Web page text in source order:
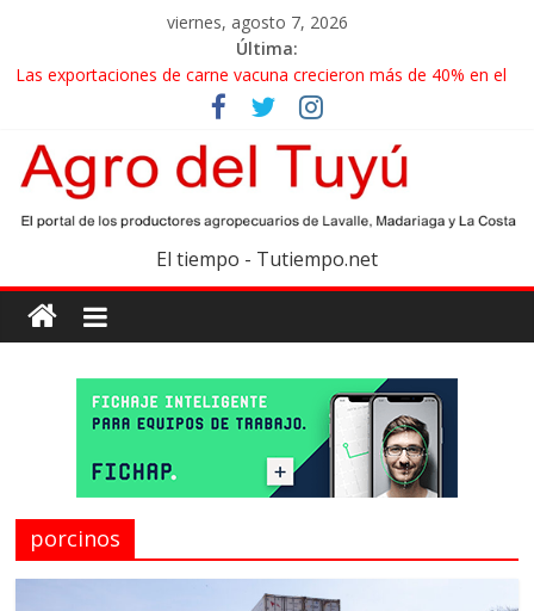
viernes, agosto 7, 2026
Última:
Las exportaciones de carne vacuna crecieron más de 40% en el
La miel, un motor de las economías regionales que enfrenta
nuevos desafíos para exportar
El gobierno bonaerense realizará un censo para actualizar el
mapa de la producción hortiflorícola
Las exportaciones agroindustriales anotaron un récord histórico
en el primer semestre
Maíz: estiman una cosecha récord de 71,5 millones de toneladas
El tiempo - Tutiempo.net
porcinos